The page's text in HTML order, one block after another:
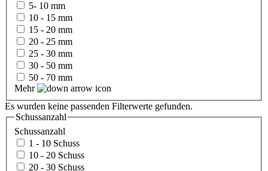
5- 10 mm
10 - 15 mm
15 - 20 mm
20 - 25 mm
25 - 30 mm
30 - 50 mm
50 - 70 mm
Mehr
Es wurden keine passenden Filterwerte gefunden.
Schussanzahl
Schussanzahl
1 - 10 Schuss
10 - 20 Schuss
20 - 30 Schuss